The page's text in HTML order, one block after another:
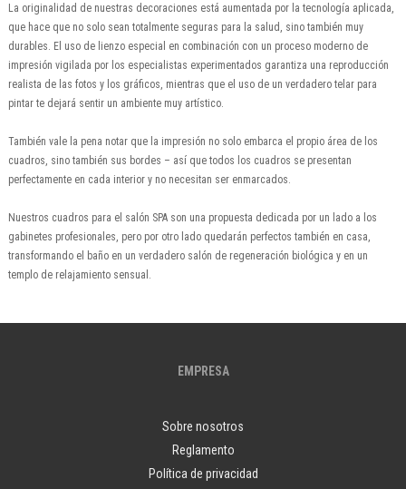
La originalidad de nuestras decoraciones está aumentada por la tecnología aplicada,
que hace que no solo sean totalmente seguras para la salud, sino también muy
durables. El uso de lienzo especial en combinación con un proceso moderno de
impresión vigilada por los especialistas experimentados garantiza una reproducción
realista de las fotos y los gráficos, mientras que el uso de un verdadero telar para
pintar te dejará sentir un ambiente muy artístico.
También vale la pena notar que la impresión no solo embarca el propio área de los
cuadros, sino también sus bordes – así que todos los cuadros se presentan
perfectamente en cada interior y no necesitan ser enmarcados.
Nuestros cuadros para el salón SPA son una propuesta dedicada por un lado a los
gabinetes profesionales, pero por otro lado quedarán perfectos también en casa,
transformando el baño en un verdadero salón de regeneración biológica y en un
templo de relajamiento sensual.
EMPRESA
Sobre nosotros
Reglamento
Política de privacidad